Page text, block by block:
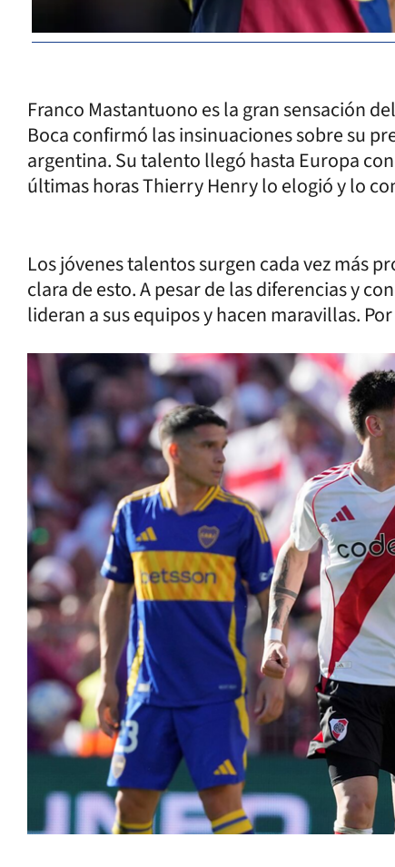
Franco Mastantuono es la gran sensación
Boca confirmó las insinuaciones sobre su
argentina. Su talento llegó hasta Europa
últimas horas Thierry Henry lo elogió y lo
Los jóvenes talentos surgen cada vez más
clara de esto. A pesar de las diferencias y
lideran a sus equipos y hacen maravillas.